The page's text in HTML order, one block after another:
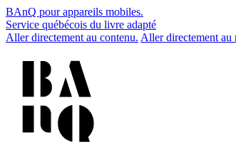
BAnQ pour appareils mobiles.
Service québécois du livre adapté
Aller directement au contenu. Aller directement au